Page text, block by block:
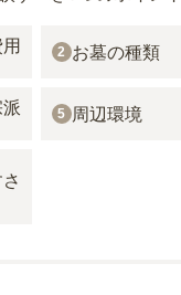
2 お墓の種類
5 周辺環境